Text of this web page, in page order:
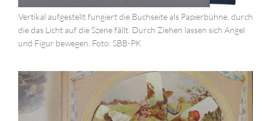
Vertikal aufgestellt fungiert die Buchseite als Papierbühne, durch
die das Licht auf die Szene fällt. Durch Ziehen lassen sich Angel
und Figur bewegen. Foto: SBB-PK